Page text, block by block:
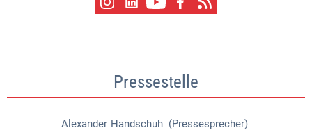
Pressestelle
Alexander Handschuh (Pressesprecher)
Alexander Handschuh